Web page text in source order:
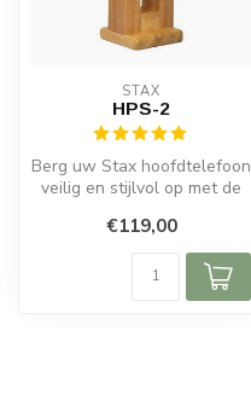
STAX
HPS-2
Berg uw Stax hoofdtelefoon
veilig en stijlvol op met de
€119,00